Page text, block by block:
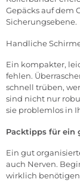
Gepäcks auf dem
Sicherungsebene.
Handliche
Ein kompakter,
fehlen.
schnell trüben,
sind nicht nur
sie problemlos in
Packtipps für ein
Ein gut
auch Nerven.
wirklich